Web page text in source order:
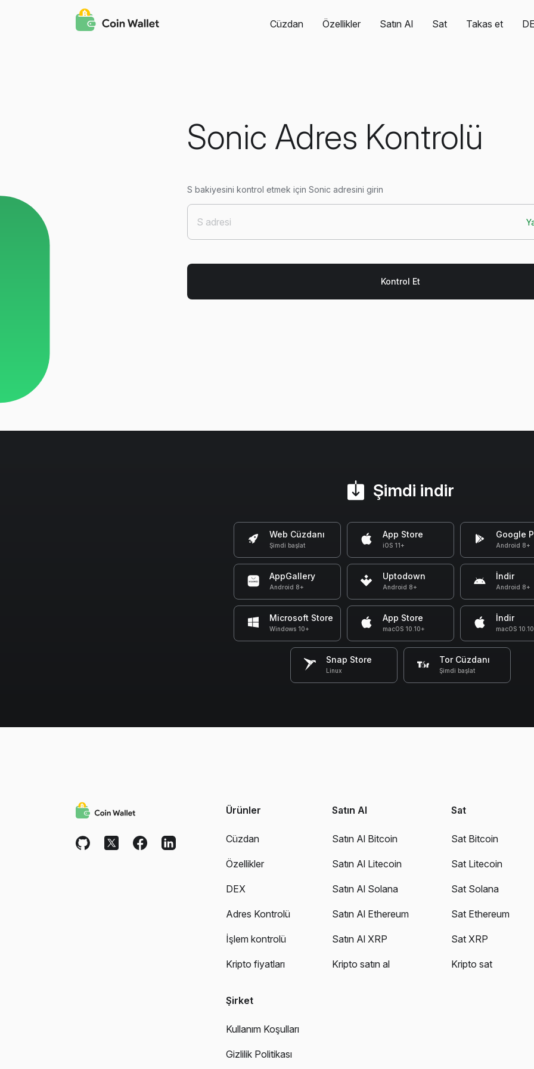
Cüzdan Özellikler Satın Al Sat Takas et
Sonic Adres Kontrolü
S bakiyesini kontrol etmek için Sonic adresini girin
Şimdi indir
Web Cüzdanı
Şimdi başlat
App Store
iOS 11+
Google
Android 8+
AppGallery
Android 8+
Uptodown
Android 8+
İndir
Android 8+
Microsoft Store
Windows 10+
App Store
macOS 10.10+
İndir
macOS
Snap Store
Linux
Tor Cüzdanı
Şimdi başlat
Ürünler
Cüzdan
Özellikler
DEX
Adres Kontrolü
İşlem kontrolü
Kripto fiyatları
Satın Al
Satın Al Bitcoin
Satın Al Litecoin
Satın Al Solana
Satın Al Ethereum
Satın Al XRP
Kripto satın al
Sat
Sat Bitcoin
Sat Litecoin
Sat Solana
Sat Ethereum
Sat XRP
Kripto sat
Şirket
Kullanım Koşulları
Gizlilik Politikası